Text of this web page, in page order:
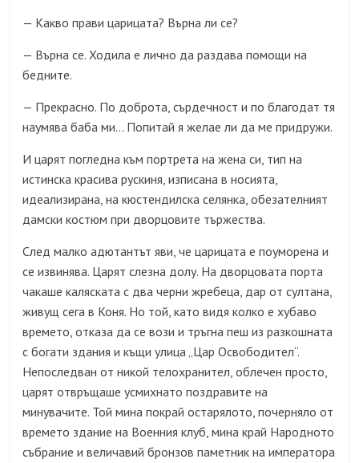
— Какво прави царицата? Върна ли се?
— Върна се. Ходила е лично да раздава помощи на
бедните.
— Прекрасно. По доброта, сърдечност и по благодат тя
наумява баба ми… Попитай я желае ли да ме придружи.
И царят погледна към портрета на жена си, тип на
истинска красива рускиня, изписана в носията,
идеализирана, на кюстендилска селянка, обезателният
дамски костюм при дворцовите тържества.
След малко адютантът яви, че царицата е поуморена и
се извинява. Царят слезна долу. На дворцовата порта
чакаше каляската с два черни жребеца, дар от султана,
живущ сега в Коня. Но той, като видя колко е хубаво
времето, отказа да се вози и тръгна пеш из разкошната
с богати здания и къщи улица „Цар Освободител“.
Непоследван от никой телохранител, облечен просто,
царят отвръщаше усмихнато поздравите на
минувачите. Той мина покрай остарялото, почерняло от
времето здание на Военния клуб, мина край Народното
събрание и величавий бронзов паметник на императора